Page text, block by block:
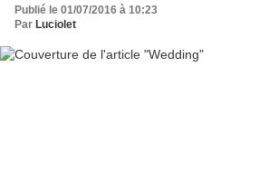
Publié le 01/07/2016 à 10:23
Par Luciolet